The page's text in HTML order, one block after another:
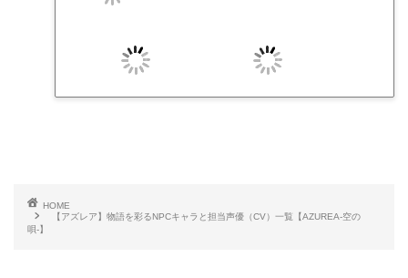
HOME
【アズレア】物語を彩るNPCキャラと担当声優（CV）一覧【AZUREA-空の
唄-】